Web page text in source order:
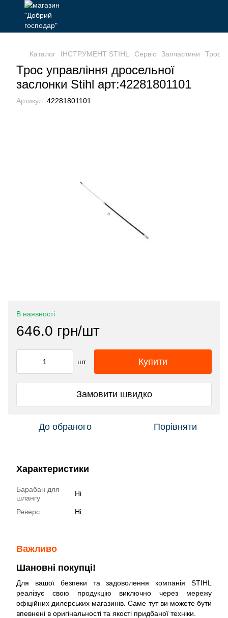
Каталог ІНСТРУМЕНТ STIHL Сервіс Запчастини Трос
Трос управління дросельної
заслонки Stihl арт:42281801101
Артикул: 42281801101
В наявності
646.0 грн/шт
шт Купити
Замовити швидко
До обраного Порівняти
Характеристики
Барабан для
шлангу
Ні
Реверс Ні
Важливо
Шановні покупці!
Для вашої безпеки та задоволення компанія STIHL
реалізує свою продукцію виключно через мережу
офіційних дилерських магазинів. Саме тут ви можете бути
впевнені в оригінальності та якості придбаної техніки.